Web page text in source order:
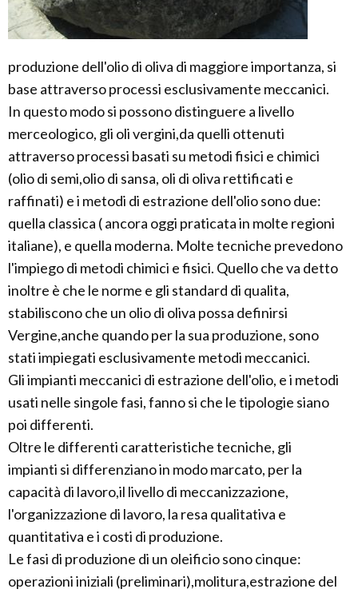
produzione dell'olio di oliva di maggiore importanza, si
base attraverso processi esclusivamente meccanici.
In questo modo si possono distinguere a livello
merceologico, gli oli vergini,da quelli ottenuti
attraverso processi basati su metodi fisici e chimici
(olio di semi,olio di sansa, oli di oliva rettificati e
raffinati) e i metodi di estrazione dell'olio sono due:
quella classica ( ancora oggi praticata in molte regioni
italiane), e quella moderna. Molte tecniche prevedono
l'impiego di metodi chimici e fisici. Quello che va detto
inoltre è che le norme e gli standard di qualita,
stabiliscono che un olio di oliva possa definirsi
Vergine,anche quando per la sua produzione, sono
stati impiegati esclusivamente metodi meccanici.
Gli impianti meccanici di estrazione dell'olio, e i metodi
usati nelle singole fasi, fanno si che le tipologie siano
poi differenti.
Oltre le differenti caratteristiche tecniche, gli
impianti si differenziano in modo marcato, per la
capacità di lavoro,il livello di meccanizzazione,
l'organizzazione di lavoro, la resa qualitativa e
quantitativa e i costi di produzione.
Le fasi di produzione di un oleificio sono cinque:
operazioni iniziali (preliminari),molitura,estrazione del